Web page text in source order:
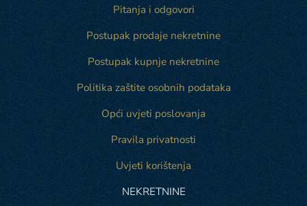
Pitanja i odgovori
Postupak prodaje nekretnine
Postupak kupnje nekretnine
Politika zaštite osobnih podataka
Opći uvjeti poslovanja
Pravila privatnosti
Uvjeti korištenja
NEKRETNINE